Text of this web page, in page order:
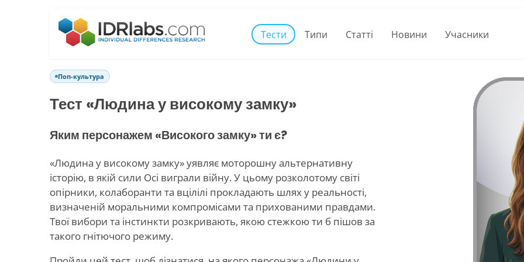
Тести Типи Статті Новини Учасники
Поп-культура
Тест «Людина у високому замку»
Яким персонажем «Високого замку» ти є?
«Людина у високому замку» уявляє моторошну альтернативну
історію, в якій сили Осі виграли війну. У цьому розколотому світі
опірники, колаборанти та вцілілі прокладають шлях у реальності,
визначеній моральними компромісами та прихованими правдами.
Твої вибори та інстинкти розкривають, якою стежкою ти б пішов за
такого гнітючого режиму.